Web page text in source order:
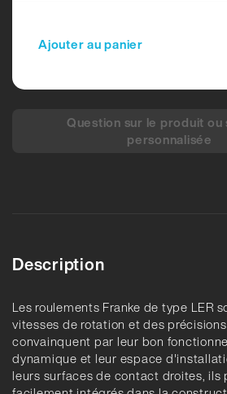
Ajouter au panier
Question sur le produit ou
personnalisée
Description
Les roulements Franke de type LER
vitesses de rotation et des
convainquent par leur bon
dynamique et leur espace
leurs surfaces de contact droites, ils